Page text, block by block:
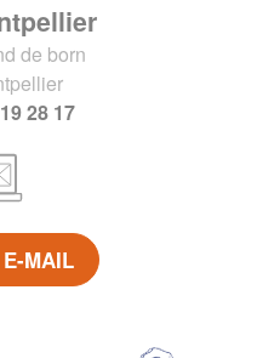
de born
28 17
MAIL